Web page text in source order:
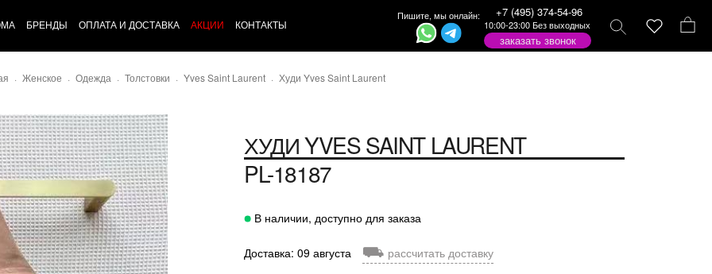
БРЕНДЫ ОПЛАТА И ДОСТАВКА АКЦИИ КОНТАКТЫ
Пишите, мы онлайн: +7 (495) 374-54-96
10:00-23:00 Без выходных
заказать звонок
Женское Одежда Толстовки Yves Saint Laurent Худи Yves Saint Laurent
ХУДИYVES SAINT LAURENT
PL-18187
В наличии, доступно для заказа
Доставка: 09 августа ⛟ рассчитать доставку